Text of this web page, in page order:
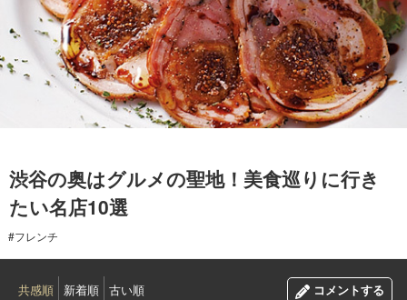
渋谷の奥はグルメの聖地！美食巡りに行き
たい名店10選
#フレンチ
共感順 新着順 古い順 コメントする